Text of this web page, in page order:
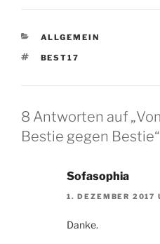
KATEGORIEN
ALLGEMEIN
SCHLAGWÖRTER
BEST17
8 Antworten auf
Bestie gegen Bestie“
Sofasophia
1. DEZEMBER 2017
Danke.